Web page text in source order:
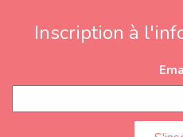
Inscription à